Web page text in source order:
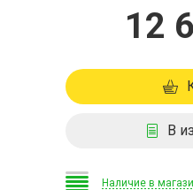
12
В
Наличие в